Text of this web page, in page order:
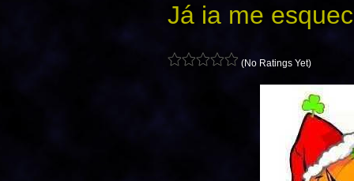
Já ia me
(No Ratings Yet)